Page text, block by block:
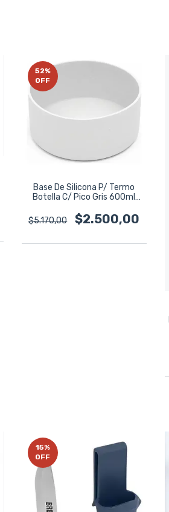
52%
OFF
Base De Silicona P/ Termo
Botella C/ Pico Gris 600ml
$5.170,00
$2.500,00
15%
OFF